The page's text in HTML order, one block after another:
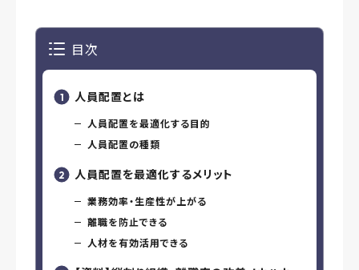
目次
人員配置とは
人員配置を最適化する目的
人員配置の種類
人員配置を最適化するメリット
業務効率・生産性が上がる
離職を防止できる
人材を有効活用できる